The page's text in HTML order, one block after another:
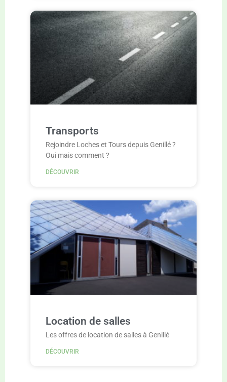
Transports
Rejoindre Loches et Tours depuis Genillé ?
Oui mais comment ?
DÉCOUVRIR
Location de salles
Les offres de location de salles à Genillé
DÉCOUVRIR